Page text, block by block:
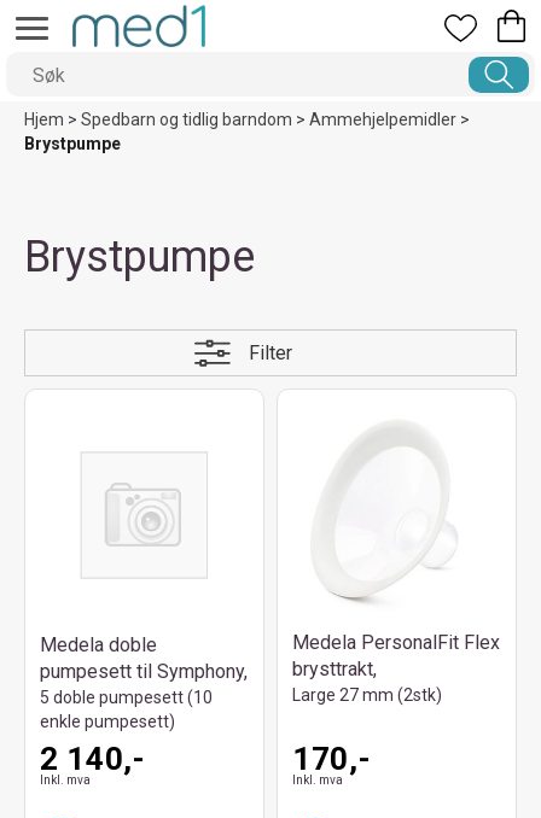
Hjem>Spedbarn og tidlig barndom>Ammehjelpemidler>
Brystpumpe
Brystpumpe
Filter
Medela doble
pumpesett til Symphony,
5 doble pumpesett (10
enkle pumpesett)
2 140,-
Inkl. mva
Medela PersonalFit Flex
brysttrakt,
Large 27 mm (2stk)
170,-
Inkl. mva